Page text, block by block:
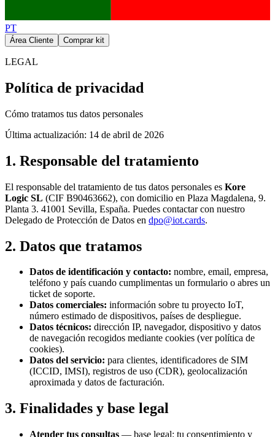
PT
Área Cliente Comprar kit
LEGAL
Política de privacidad
Cómo tratamos tus datos personales
Última actualización: 14 de abril de 2026
1. Responsable del tratamiento
El responsable del tratamiento de tus datos personales es Kore
Logic SL (CIF B90463662), con domicilio en Plaza Magdalena, 9.
Planta 3. 41001 Sevilla, España. Puedes contactar con nuestro
Delegado de Protección de Datos en dpo@iot.cards.
2. Datos que tratamos
Datos de identificación y contacto: nombre, email, empresa,
teléfono y país cuando cumplimentas un formulario o abres un
ticket de soporte.
Datos comerciales: información sobre tu proyecto IoT,
número estimado de dispositivos, países de despliegue.
Datos técnicos: dirección IP, navegador, dispositivo y datos
de navegación recogidos mediante cookies (ver política de
cookies).
Datos del servicio: para clientes, identificadores de SIM
(ICCID, IMSI), registros de uso (CDR), geolocalización
aproximada y datos de facturación.
3. Finalidades y base legal
Atender tus consultas — base legal: tu consentimiento y